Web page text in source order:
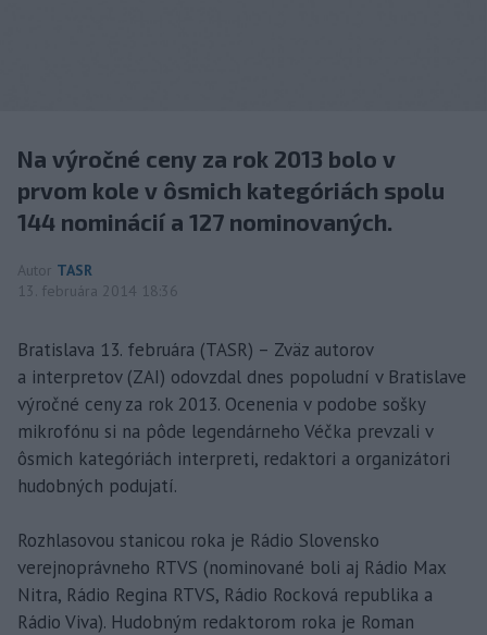
Na výročné ceny za rok 2013 bolo v
prvom kole v ôsmich kategóriách spolu
144 nominácií a 127 nominovaných.
Autor TASR
13. februára 2014 18:36
Bratislava 13. februára (TASR) – Zväz autorov
a interpretov (ZAI) odovzdal dnes popoludní v Bratislave
výročné ceny za rok 2013. Ocenenia v podobe sošky
mikrofónu si na pôde legendárneho Véčka prevzali v
ôsmich kategóriách interpreti, redaktori a organizátori
hudobných podujatí.
Rozhlasovou stanicou roka je Rádio Slovensko
verejnoprávneho RTVS (nominované boli aj Rádio Max
Nitra, Rádio Regina RTVS, Rádio Rocková republika a
Rádio Viva). Hudobným redaktorom roka je Roman